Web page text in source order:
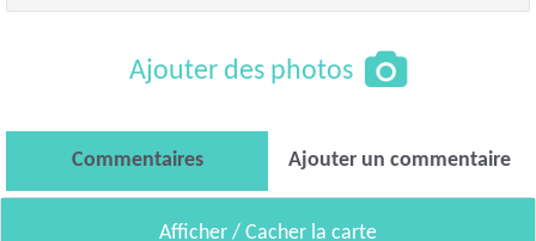
Ajouter des photos
Commentaires Ajouter un commentaire
Afficher / Cacher la carte